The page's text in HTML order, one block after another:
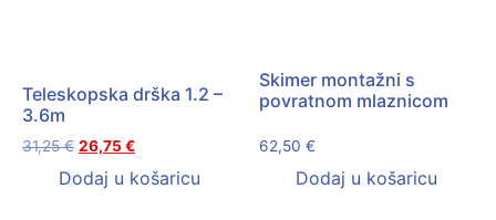
Teleskopska drška 1.2 –
3.6m
31,25€ 26,75€
Dodaj u košaricu
Skimer montažni s
povratnom mlaznicom
62,50 €
Dodaj u košaricu